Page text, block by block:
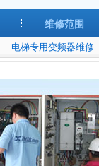
维修范围
电梯专用变频器维修